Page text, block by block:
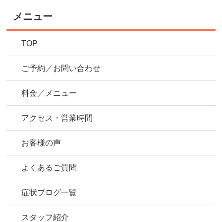
メニュー
TOP
ご予約／お問い合わせ
料金／メニュー
アクセス・営業時間
お客様の声
よくあるご質問
症状ブログ一覧
スタッフ紹介